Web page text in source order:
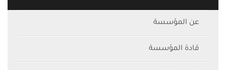
عن المؤسسة
قادة المؤسسة